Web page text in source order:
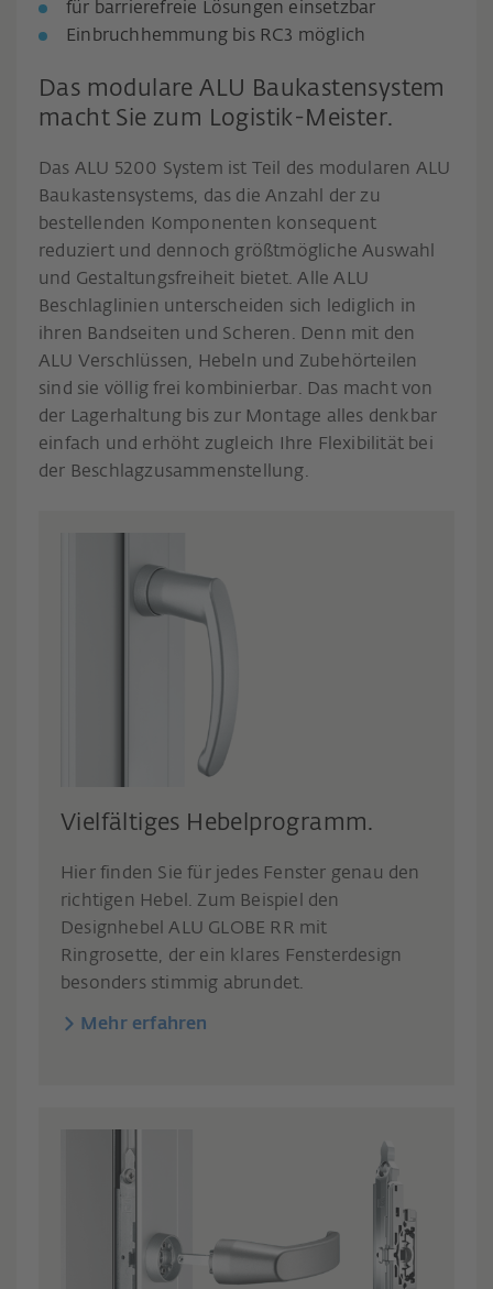
für barrierefreie Lösungen einsetzbar
Einbruchhemmung bis RC3 möglich
Das modulare ALU Baukastensystem
macht Sie zum Logistik-Meister.
Das ALU 5200 System ist Teil des modularen ALU
Baukastensystems, das die Anzahl der zu
bestellenden Komponenten konsequent
reduziert und dennoch größtmögliche Auswahl
und Gestaltungsfreiheit bietet. Alle ALU
Beschlaglinien unterscheiden sich lediglich in
ihren Bandseiten und Scheren. Denn mit den
ALU Verschlüssen, Hebeln und Zubehörteilen
sind sie völlig frei kombinierbar. Das macht von
der Lagerhaltung bis zur Montage alles denkbar
einfach und erhöht zugleich Ihre Flexibilität bei
der Beschlagzusammenstellung.
Vielfältiges Hebelprogramm.
Hier finden Sie für jedes Fenster genau den
richtigen Hebel. Zum Beispiel den
Designhebel ALU GLOBE RR mit
Ringrosette, der ein klares Fensterdesign
besonders stimmig abrundet.
Mehr erfahren